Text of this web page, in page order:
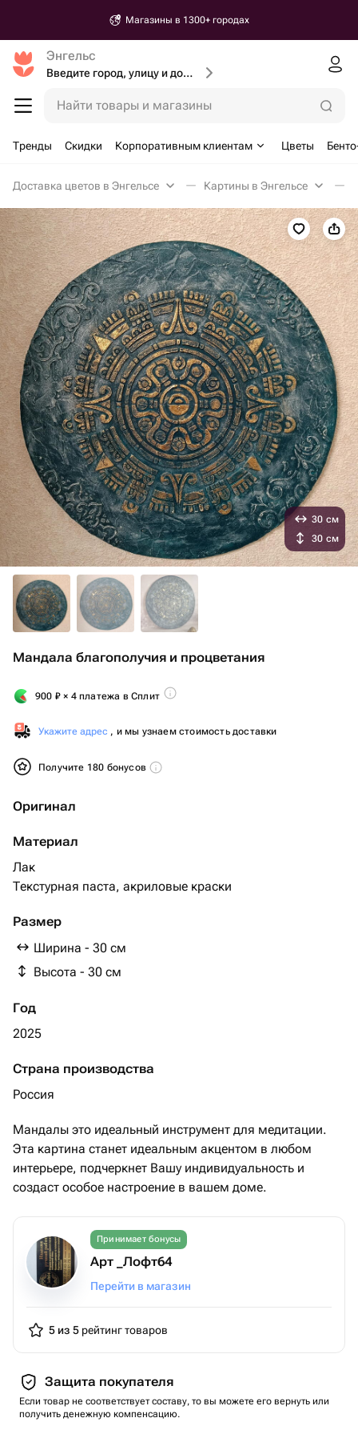
Магазины в 1300+ городах
Энгельс
Введите город, улицу и дом доставки
Найти товары и магазины
Тренды Скидки Корпоративным клиентам Цветы
Доставка цветов в Энгельсе Картины в Энгельсе
Мандала благополучия и процветания
900 ₽ × 4 платежа в Сплит
Укажите адрес , и мы узнаем стоимость доставки
Получите 180 бонусов
Оригинал
Материал
Лак
Текстурная паста, акриловые краски
Размер
Ширина - 30 см
Высота - 30 см
Год
2025
Страна производства
Россия
30 см
30 см
Мандалы это идеальный инструмент для медитации.
Эта картина станет идеальным акцентом в любом
интерьере, подчеркнет Вашу индивидуальность и
создаст особое настроение в вашем доме.
Принимает бонусы
Арт _Лофт64
Перейти в магазин
5 из 5 рейтинг товаров
Защита покупателя
Если товар не соответствует составу, то вы можете его вернуть или
получить денежную компенсацию.